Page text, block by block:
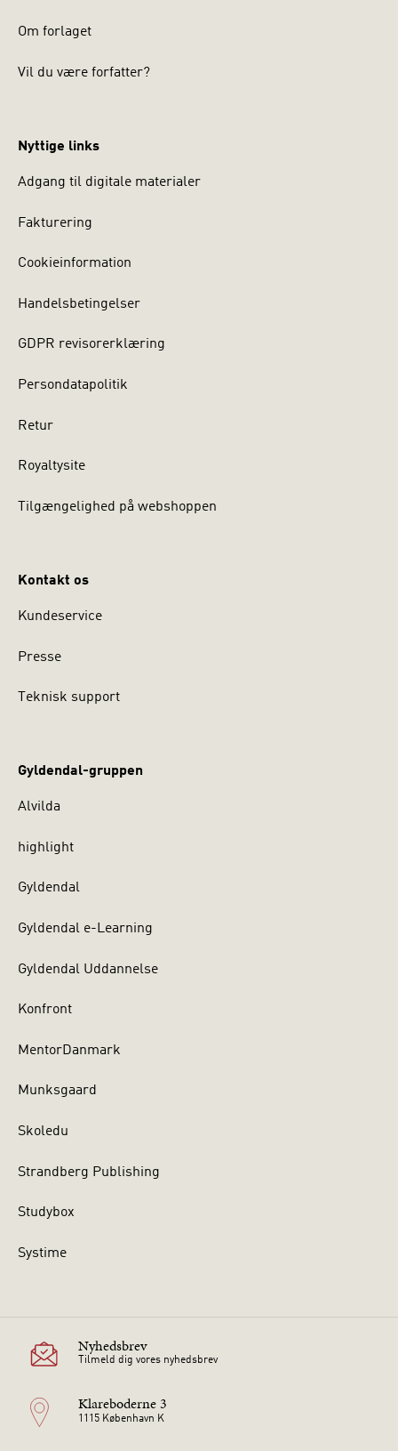
Om forlaget
Vil du være forfatter?
Nyttige links
Adgang til digitale materialer
Fakturering
Cookieinformation
Handelsbetingelser
GDPR revisorerklæring
Persondatapolitik
Retur
Royaltysite
Tilgængelighed på webshoppen
Kontakt os
Kundeservice
Presse
Teknisk support
Gyldendal-gruppen
Alvilda
highlight
Gyldendal
Gyldendal e-Learning
Gyldendal Uddannelse
Konfront
MentorDanmark
Munksgaard
Skoledu
Strandberg Publishing
Studybox
Systime
Nyhedsbrev
Tilmeld dig vores nyhedsbrev
Klareboderne 3
1115 København K